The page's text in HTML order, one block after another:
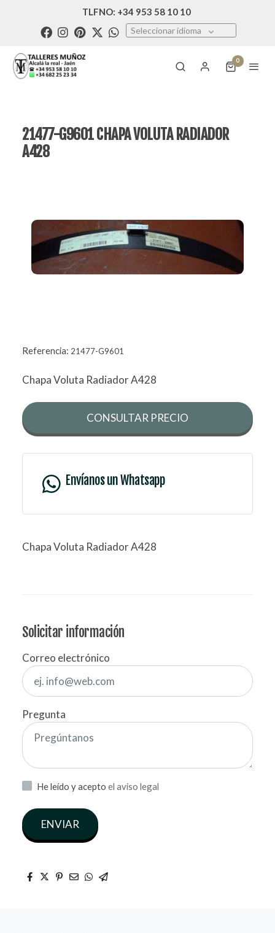
TLFNO: +34 953 58 10 10
Seleccionar idioma
0
21477-G9601 CHAPA VOLUTA RADIADOR
A428
Referencia: 21477-G9601
Chapa Voluta Radiador A428
CONSULTAR PRECIO
Envíanos un Whatsapp
Chapa Voluta Radiador A428
Solicitar información
Correo electrónico
Pregunta
He leído y acepto el aviso legal
ENVIAR